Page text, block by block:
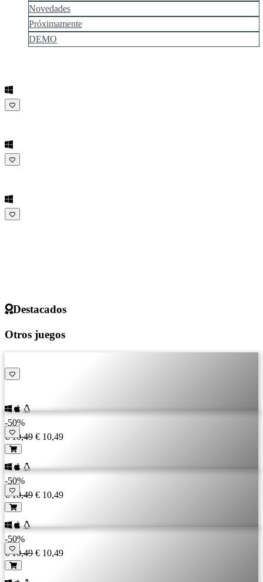
Novedades
Próximamente
DEMO
Destacados
Otros juegos
-50%
€ 10,49 € 10,49
-50%
€ 10,49 € 10,49
-50%
€ 10,49 € 10,49